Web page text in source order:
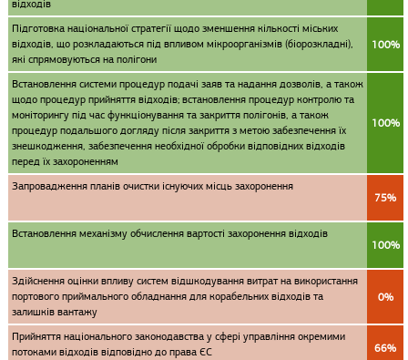
відходів
Підготовка національної стратегії щодо зменшення кількості міських
відходів, що розкладаються під впливом мікроорганізмів (біорозкладні),
які спрямовуються на полігони
100%
Встановлення системи процедур подачі заяв та надання дозволів, а також
щодо процедур прийняття відходів; встановлення процедур контролю та
моніторингу під час функціонування та закриття полігонів, а також
процедур подальшого догляду після закриття з метою забезпечення їх
знешкодження, забезпечення необхідної обробки відповідних відходів
перед їх захороненням
100%
Запровадження планів очистки існуючих місць захоронення
75%
Встановлення механізму обчислення вартості захоронення відходів
100%
Здійснення оцінки впливу систем відшкодування витрат на використання
портового приймального обладнання для корабельних відходів та
залишків вантажу
0%
Прийняття національного законодавства у сфері управління окремими
потоками відходів відповідно до права ЄС
66%